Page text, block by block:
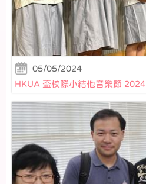
05/05/2024
HKUA 盃校際小結他音樂節 2024